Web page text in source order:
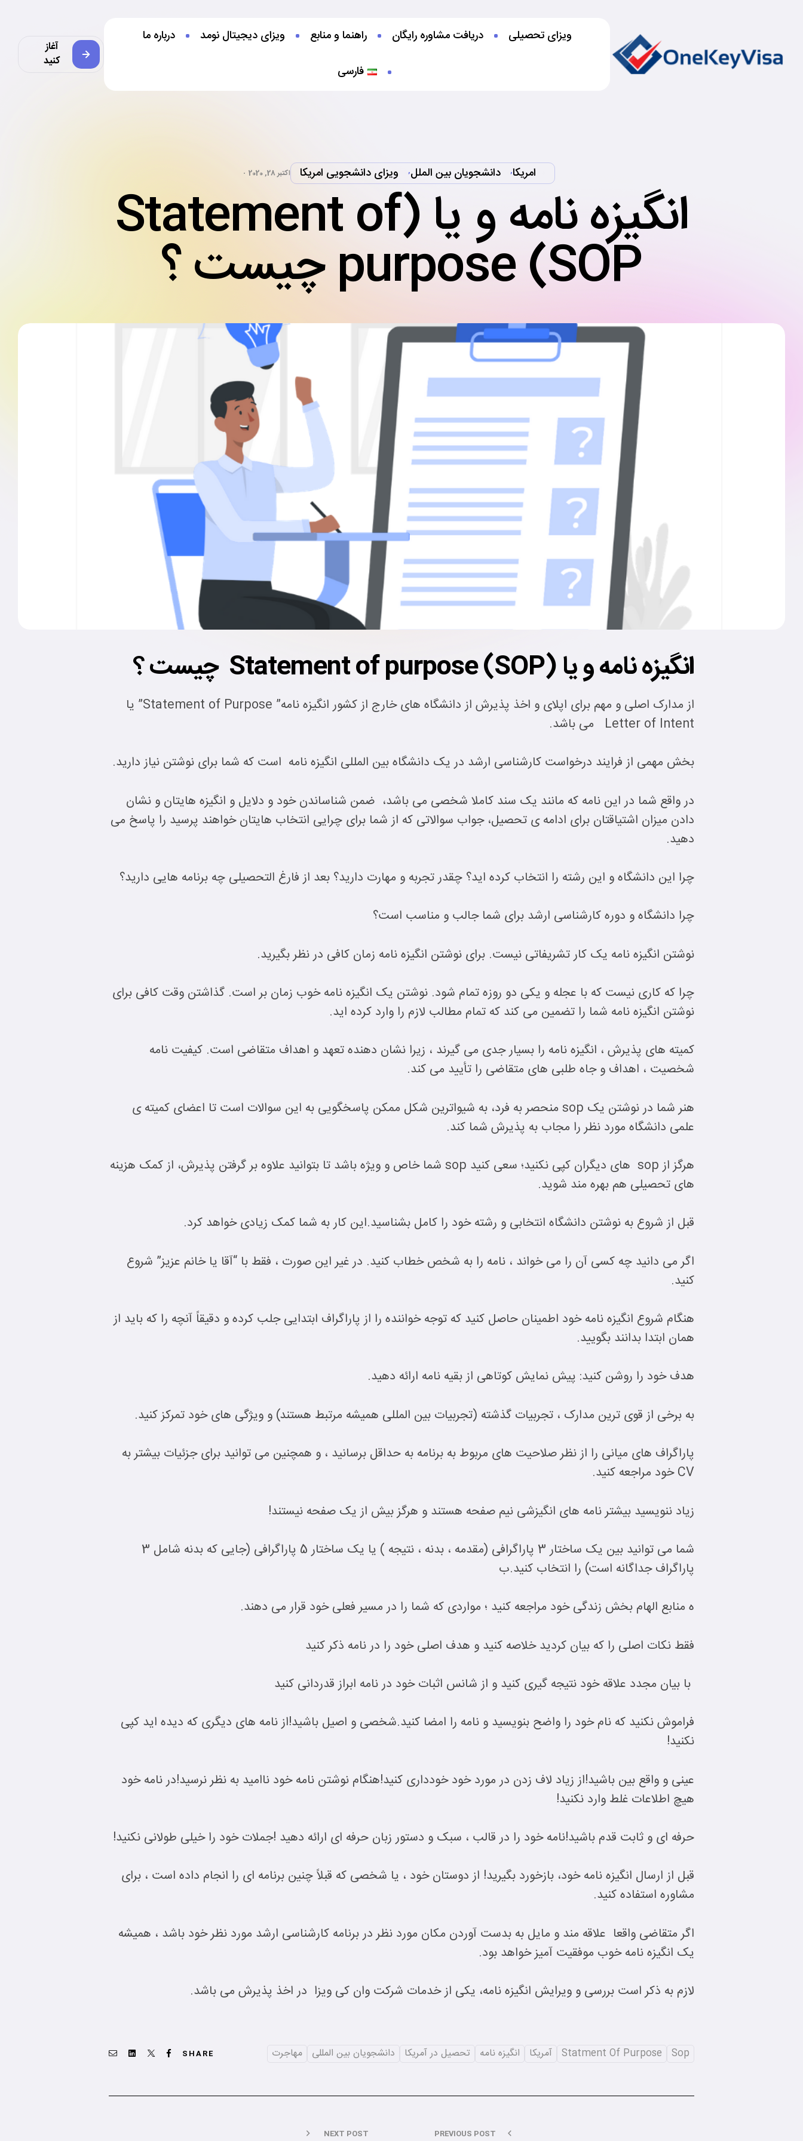
ویزای تحصیلی‌ دریافت مشاوره رایگان راهنما و منابع ویزای دیجیتال نومد
درباره ما
فارسی
آغاز
کنید
امریکا, دانشجویان بین الملل, ویزای دانشجویی امریکا اکتبر 28, 2020
انگیزه نامه و یا (Statement of
purpose (SOP چیست ؟
انگیزه نامه و یا (Statement of purpose (SOP چیست ؟
از مدارک اصلی و مهم برای اپلای و اخذ پذیرش از دانشگاه های خارج از کشور انگیزه نامه” Statement of Purpose” یا
Letter of Intent می باشد.
بخش مهمی از فرایند درخواست کارشناسی ارشد در یک دانشگاه بین المللی انگیزه نامه است که شما برای نوشتن نیاز دارید.
در واقع شما در این نامه که مانند یک سند کاملا شخصی می باشد، ضمن شناساندن خود و دلایل و انگیزه هایتان و نشان
دادن میزان اشتیاقتان برای ادامه ی تحصیل، جواب سوالاتی که از شما برای چرایی انتخاب هایتان خواهند پرسید را پاسخ می
دهید.
چرا این دانشگاه و این رشته را انتخاب کرده اید؟ چقدر تجربه و مهارت دارید؟ بعد از فارغ التحصیلی چه برنامه هایی دارید؟
چرا دانشگاه و دوره کارشناسی ارشد برای شما جالب و مناسب است؟
نوشتن انگیزه نامه یک کار تشریفاتی نیست. برای نوشتن انگیزه نامه زمان کافی در نظر بگیرید.
چرا که کاری نیست که با عجله و یکی دو روزه تمام شود. نوشتن یک انگیزه نامه خوب زمان بر است. گذاشتن وقت کافی برای
نوشتن انگیزه نامه شما را تضمین می کند که تمام مطالب لازم را وارد کرده اید.
کمیته های پذیرش ، انگیزه نامه را بسیار جدی می گیرند ، زیرا نشان دهنده تعهد و اهداف متقاضی است. کیفیت نامه
شخصیت ، اهداف و جاه طلبی های متقاضی را تأیید می کند.
هنر شما در نوشتن یک sop منحصر به فرد، به شیواترین شکل ممکن پاسخگویی به این سوالات است تا اعضای کمیته ی
علمی دانشگاه مورد نظر را مجاب به پذیرش شما کند.
هرگز از sop های دیگران کپی نکنید؛ سعی کنید sop شما خاص و ویژه باشد تا بتوانید علاوه بر گرفتن پذیرش، از کمک هزینه
های تحصیلی هم بهره مند شوید.
قبل از شروع به نوشتن دانشگاه انتخابی و رشته خود را کامل بشناسید.این کار به شما کمک زیادی خواهد کرد.
اگر می دانید چه کسی آن را می خواند ، نامه را به شخص خطاب کنید. در غیر این صورت ، فقط با “آقا یا خانم عزیز” شروع
کنید.
هنگام شروع انگیزه نامه خود اطمینان حاصل کنید که توجه خواننده را از پاراگراف ابتدایی جلب کرده و دقیقاً آنچه را که باید از
همان ابتدا بدانند بگویید.
هدف خود را روشن کنید: پیش نمایش کوتاهی از بقیه نامه ارائه دهید.
به برخی از قوی ترین مدارک ، تجربیات گذشته (تجربیات بین المللی همیشه مرتبط هستند) و ویژگی های خود تمرکز کنید.
پاراگراف های میانی را از نظر صلاحیت های مربوط به برنامه به حداقل برسانید ، و همچنین می توانید برای جزئیات بیشتر به
CV خود مراجعه کنید.
زیاد ننویسید بیشتر نامه های انگیزشی نیم صفحه هستند و هرگز بیش از یک صفحه نیستند!
شما می توانید بین یک ساختار 3 پاراگرافی (مقدمه ، بدنه ، نتیجه ) یا یک ساختار 5 پاراگرافی (جایی که بدنه شامل 3
پاراگراف جداگانه است) را انتخاب کنید.ب
ه منابع الهام بخش زندگی خود مراجعه کنید ؛ مواردی که شما را در مسیر فعلی خود قرار می دهند.
فقط نکات اصلی را که بیان کردید خلاصه کنید و هدف اصلی خود را در نامه ذکر کنید
با بیان مجدد علاقه خود نتیجه گیری کنید و از شانس اثبات خود در نامه ابراز قدردانی کنید
فراموش نکنید که نام خود را واضح بنویسید و نامه را امضا کنید.شخصی و اصیل باشید!از نامه های دیگری که دیده اید کپی
نکنید!
عینی و واقع بین باشید!از زیاد لاف زدن در مورد خود خودداری کنید!هنگام نوشتن نامه خود ناامید به نظر نرسید!در نامه خود
هیچ اطلاعات غلط وارد نکنید!
حرفه ای و ثابت قدم باشید!نامه خود را در قالب ، سبک و دستور زبان حرفه ای ارائه دهید !جملات خود را خیلی طولانی نکنید!
قبل از ارسال انگیزه نامه خود، بازخورد بگیرید! از دوستان خود ، یا شخصی که قبلاً چنین برنامه ای را انجام داده است ، برای
مشاوره استفاده کنید.
اگر متقاضی واقعا علاقه مند و مایل به بدست آوردن مکان مورد نظر در برنامه کارشناسی ارشد مورد نظر خود باشد ، همیشه
یک انگیزه نامه خوب موفقیت آمیز خواهد بود.
لازم به ذکر است بررسی و ویرایش انگیزه نامه، یکی از خدمات شرکت وان کی ویزا در اخذ پذیرش می باشد.
Sop
Statment Of Purpose آمریکا انگیزه نامه تحصیل در آمریکا دانشجویان بین المللی مهاجرت SHARE
Facebook
Twitter
Linkedin
Email
PREVIOUS POST
NEXT POST